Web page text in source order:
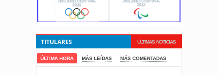
ÚLTIMAS NOTICIAS
TITULARES
ÚLTIMA HORA MÁS LEÍDAS MÁS COMENTADAS